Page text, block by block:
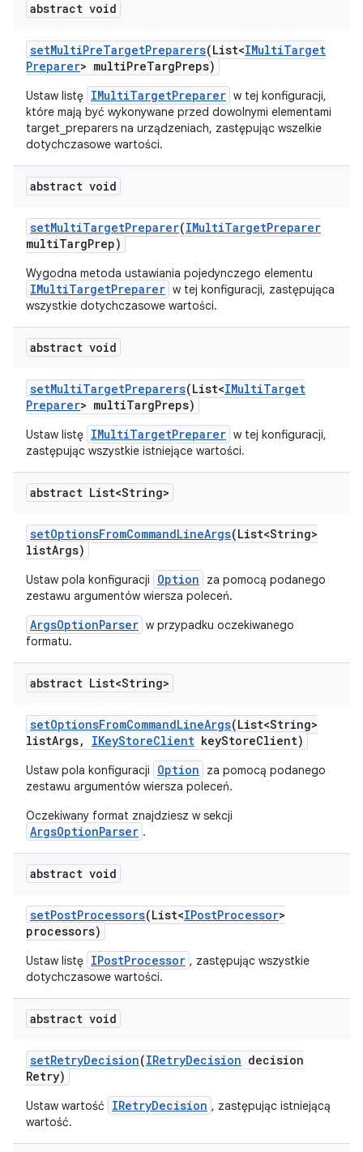
abstract void
setMultiPreTargetPreparers(List<IMultiTarget
Preparer> multiPreTargPreps)
Ustaw listę IMultiTargetPreparer w tej konfiguracji,
które mają być wykonywane przed dowolnymi elementami
target_preparers na urządzeniach, zastępując wszelkie
dotychczasowe wartości.
abstract void
setMultiTargetPreparer(IMultiTargetPreparer
multiTargPrep)
Wygodna metoda ustawiania pojedynczego elementu
IMultiTargetPreparer w tej konfiguracji, zastępująca
wszystkie dotychczasowe wartości.
abstract void
setMultiTargetPreparers(List<IMultiTarget
Preparer> multiTargPreps)
Ustaw listę IMultiTargetPreparer w tej konfiguracji,
zastępując wszystkie istniejące wartości.
abstract List<String>
setOptionsFromCommandLineArgs(List<String>
listArgs)
Ustaw pola konfiguracji Option
za pomocą podanego
zestawu argumentów wiersza poleceń.
ArgsOptionParser w przypadku oczekiwanego
formatu.
abstract List<String>
setOptionsFromCommandLineArgs(List<String>
listArgs, IKeyStoreClient keyStoreClient)
Ustaw pola konfiguracji Option
za pomocą podanego
zestawu argumentów wiersza poleceń.
Oczekiwany format znajdziesz w sekcji
ArgsOptionParser .
abstract void
setPostProcessors(List<IPostProcessor>
processors)
Ustaw listę IPostProcessor , zastępując wszystkie
dotychczasowe wartości.
abstract void
setRetryDecision(IRetryDecision decision
Retry)
Ustaw wartość IRetryDecision , zastępując istniejącą
wartość.